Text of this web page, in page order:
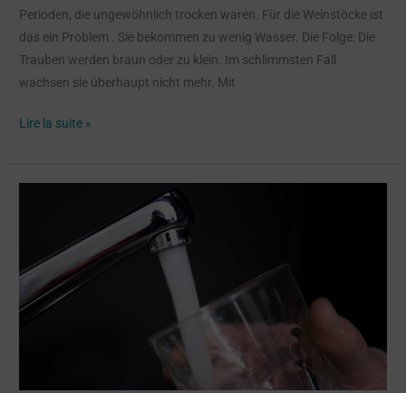
Perioden, die ungewöhnlich trocken waren. Für die Weinstöcke ist
das ein Problem . Sie bekommen zu wenig Wasser. Die Folge: Die
Trauben werden braun oder zu klein. Im schlimmsten Fall
wachsen sie überhaupt nicht mehr. Mit
Lire la suite »
constitution
d’une
« Régionale